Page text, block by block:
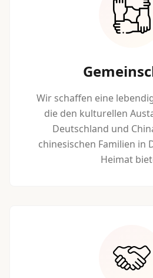
Wir schaffen eine
die den kulturellen
Deutschland und
chinesischen Familien in
Heimat